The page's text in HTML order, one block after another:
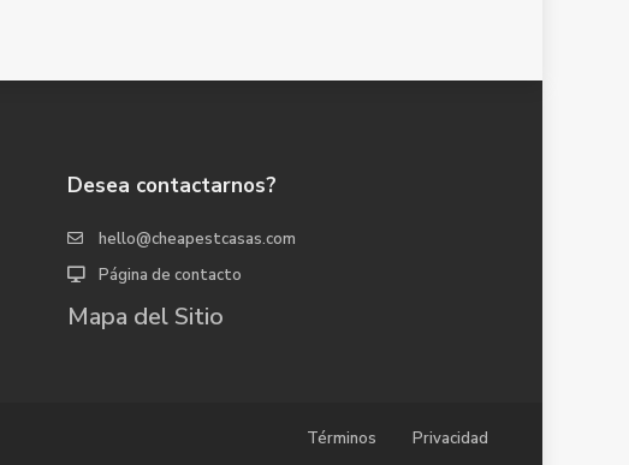
Desea contactarnos?
hello@cheapestcasas.com
Página de contacto
Mapa del Sitio
Términos Privacidad